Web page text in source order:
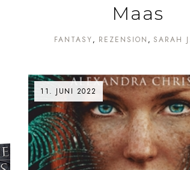
Maas
FANTASY REZENSION SARAH
11. JUNI 2022